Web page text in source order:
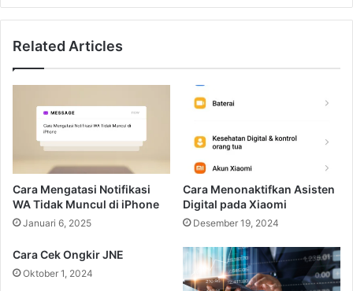
Related Articles
Cara Mengatasi Notifikasi
WA Tidak Muncul di iPhone
Januari 6, 2025
Cara Menonaktifkan Asisten
Digital pada Xiaomi
Desember 19, 2024
Cara Cek Ongkir JNE
Oktober 1, 2024